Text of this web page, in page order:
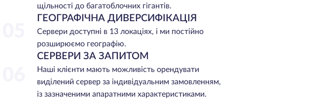
щільності до багатоблочних гігантів.
ГЕОГРАФІЧНА ДИВЕРСИФІКАЦІЯ
Сервери доступні в 13 локаціях, і ми постійно
розширюємо географію.
СЕРВЕРИ ЗА ЗАПИТОМ
Наші клієнти мають можливість орендувати
виділений сервер за індивідуальним замовленням,
із зазначеними апаратними характеристиками.